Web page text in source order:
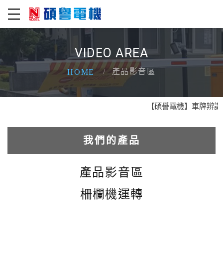
VIDEO AREA
HOME 產品影音區
【碩譽電機】車牌辨
我們的產品
電動車車位管制系統
車道資訊看板系統
產品影音區
柵欄機運轉